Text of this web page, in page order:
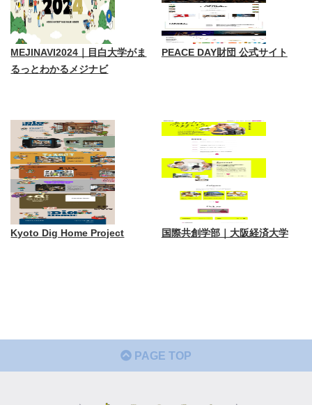
MEJINAVI2024｜目白大学がま
るっとわかるメジナビ
PEACE DAY財団 公式サイト
Kyoto Dig Home Project 国際共創学部｜大阪経済大学
PAGE TOP